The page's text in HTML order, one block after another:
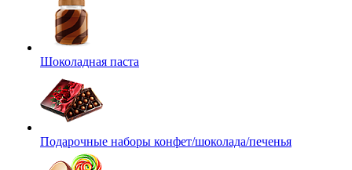
Шоколадная паста
Подарочные наборы конфет/шоколада/печенья